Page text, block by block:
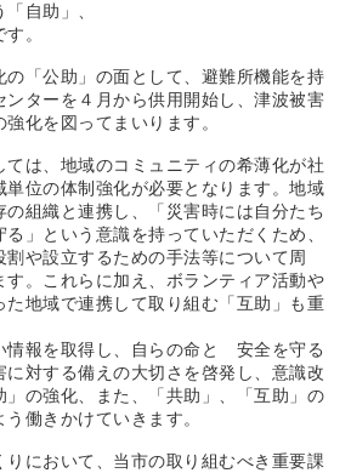
自助」、
。
「公助」の面として、避難所機能を持
ンターを４月から供用開始し、津波被害
化を図ってまいります。
は、地域のコミュニティの希薄化が社
単位の体制強化が必要となります。地域
の組織と連携し、「災害時には自分たち
」という意識を持っていただくため、
割や設立するための手法等について周
す。これらに加え、ボランティア活動や
た地域で連携して取り組む「互助」も重
報を取得し、自らの命と 安全を守る
対する備えの大切さを啓発し、意識改
」の強化、また、「共助」、「互助」の
働きかけていきます。
において、当市の取り組むべき重要課